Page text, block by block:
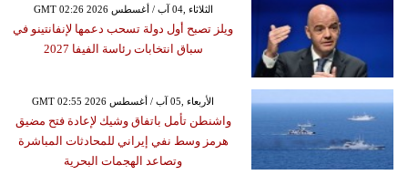
GMT 02:26 2026 الثلاثاء ,04 آب / أغسطس
ويلز تصبح أول دولة تسحب دعمها لإنفانتينو في
سباق انتخابات رئاسة الفيفا 2027
GMT 02:55 2026 الأربعاء ,05 آب / أغسطس
واشنطن تأمل باتفاق وشيك لإعادة فتح مضيق
هرمز وسط نفي إيراني للمحادثات المباشرة
وتصاعد الهجمات البحرية